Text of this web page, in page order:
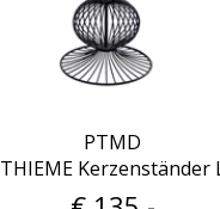
PTMD
THIEME Kerzenständer